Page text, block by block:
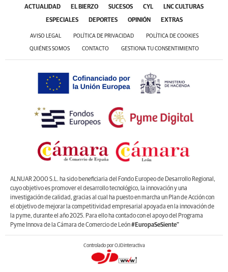
ACTUALIDAD EL BIERZO SUCESOS CYL LNC CULTURAS
ESPECIALES DEPORTES OPINIÓN EXTRAS
AVISO LEGAL POLÍTICA DE PRIVACIDAD POLÍTICA DE COOKIES
QUIÉNES SOMOS CONTACTO GESTIONA TU CONSENTIMIENTO
ALNUAR 2000 S.L. ha sido beneficiaria del Fondo Europeo de Desarrollo Regional,
cuyo objetivo es promover el desarrollo tecnológico, la innovación y una
investigación de calidad, gracias al cual ha puesto en marcha un Plan de Acción con
el objetivo de mejorar la competitividad empresarial apoyada en la innovación de
la pyme, durante el año 2025. Para ello ha contado con el apoyo del Programa
Pyme Innova de la Cámara de Comercio de León#EuropaSeSiente”
Controlado por OJDinteractiva